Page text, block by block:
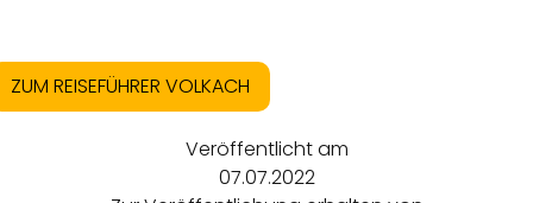
ZUM REISEFÜHRER VOLKACH
Veröffentlicht am
07.07.2022